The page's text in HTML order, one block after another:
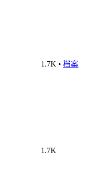
1.7K • 档案
1.7K